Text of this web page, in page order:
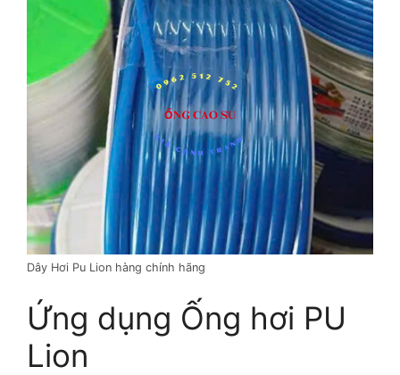
Dây Hơi Pu Lion hàng chính hãng
Ứng dụng Ống hơi PU
Lion